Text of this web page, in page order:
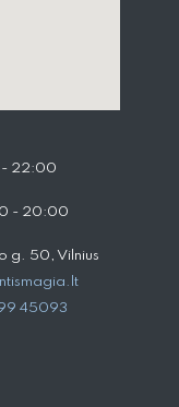
22:00
- 20:00
g. 50, Vilnius
45093